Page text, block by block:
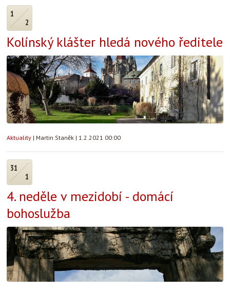
1
2
Kolínský klášter hledá nového ředitele
Aktuality | Martin Staněk | 1.2.2021 00:00
31
1
4. neděle v mezidobí - domácí
bohoslužba